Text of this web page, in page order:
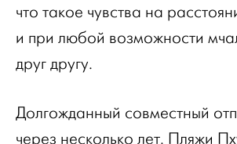
что такое чувства на
и при любой возможности
друг другу.
Долгожданный совместный
через несколько лет. Пляжи